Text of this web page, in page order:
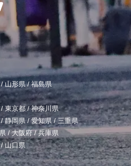
/山形県/福島県
/東京都/神奈川県
静岡県/ 愛知県 / 三重県
/大阪府/兵庫県
/山口県